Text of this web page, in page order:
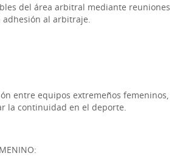
del área arbitral mediante reuniones
al arbitraje.
entre equipos extremeños femeninos,
la continuidad en el deporte.